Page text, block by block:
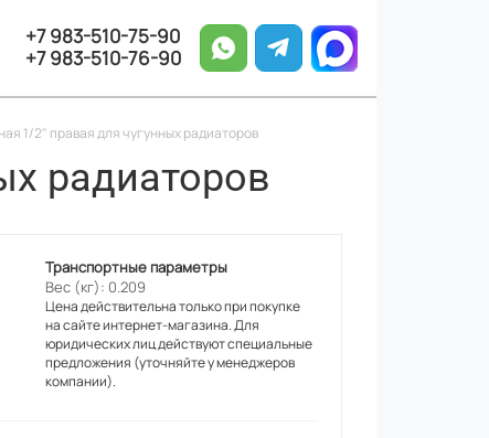
+7 983-510-75-90
+7 983-510-76-90
1/2" правая для чугунных радиаторов
радиаторов
Транспортные параметры
Вес (кг): 0.209
Цена действительна только при покупке
на сайте интернет-магазина. Для
юридических лиц действуют специальные
предложения (уточняйте у менеджеров
компании).